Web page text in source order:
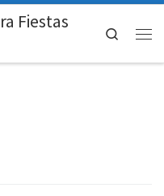
Fiestas
Search